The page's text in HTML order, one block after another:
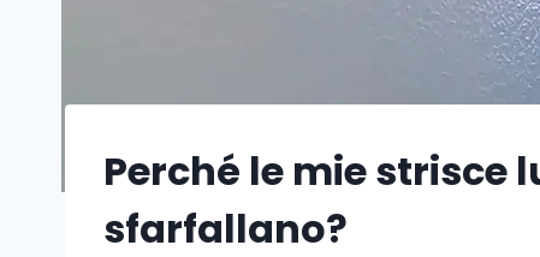
Perché le mie strisce
sfarfallano?